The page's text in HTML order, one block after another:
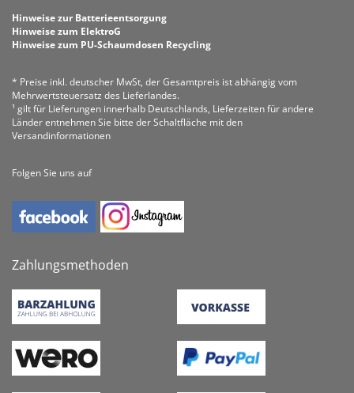
Hinweise zur Batterieentsorgung
Hinweise zum ElektroG
Hinweise zum PU-Schaumdosen Recycling
* Preise inkl. deutscher MwSt, der Gesamtpreis ist abhängig vom
Mehrwertsteuersatz des Lieferlandes.
¹ gilt für Lieferungen innerhalb Deutschlands, Lieferzeiten für andere
Länder entnehmen Sie bitte der Schaltfläche mit den
Versandinformationen
Folgen Sie uns auf
Zahlungsmethoden